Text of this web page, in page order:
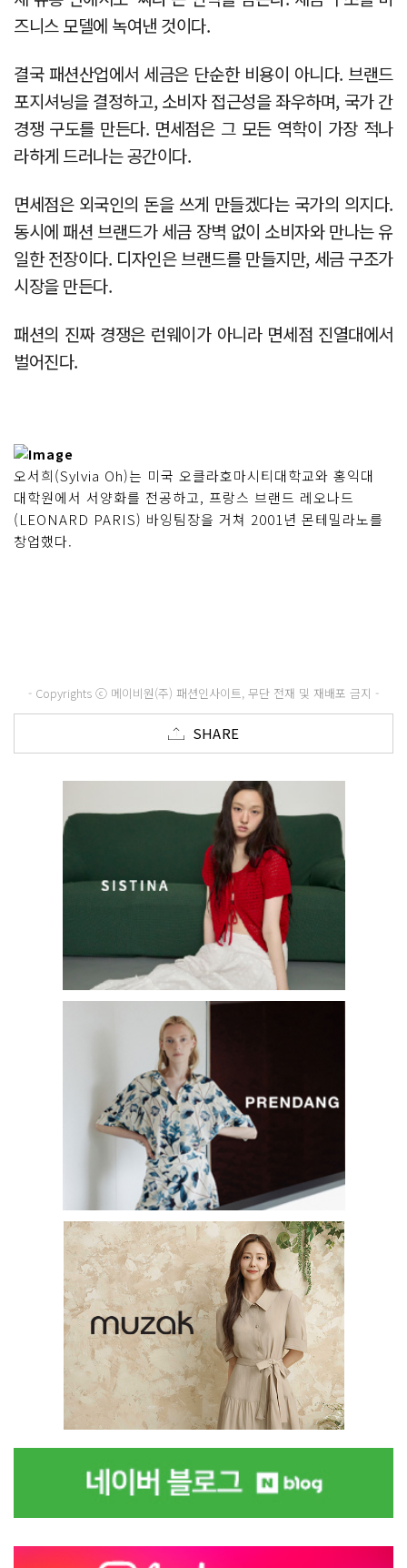
즈니스 모델에 녹여낸 것이다.
결국 패션산업에서 세금은 단순한 비용이 아니다. 브랜드
포지셔닝을 결정하고, 소비자 접근성을 좌우하며, 국가 간
경쟁 구도를 만든다. 면세점은 그 모든 역학이 가장 적나
라하게 드러나는 공간이다.
면세점은 외국인의 돈을 쓰게 만들겠다는 국가의 의지다.
동시에 패션 브랜드가 세금 장벽 없이 소비자와 만나는 유
일한 전장이다. 디자인은 브랜드를 만들지만, 세금 구조가
시장을 만든다.
패션의 진짜 경쟁은 런웨이가 아니라 면세점 진열대에서
벌어진다.
오서희(Sylvia Oh)는 미국 오클라호마시티대학교와 홍익대
대학원에서 서양화를 전공하고, 프랑스 브랜드 레오나드
(LEONARD PARIS) 바잉팀장을 거쳐 2001년 몬테밀라노를
창업했다.
- Copyrights ⓒ 메이비원(주) 패션인사이트, 무단 전재 및 재배포 금지 -
SHARE